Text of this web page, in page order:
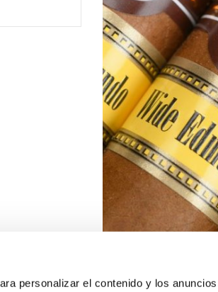
personalizar el contenido y los